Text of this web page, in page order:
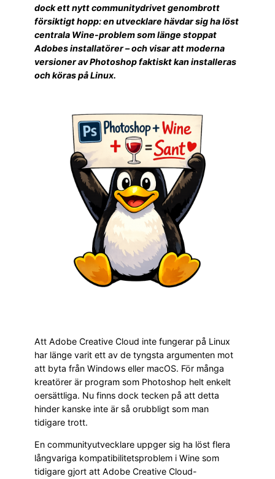
dock ett nytt communitydrivet genombrott
försiktigt hopp: en utvecklare hävdar sig ha löst
centrala Wine-problem som länge stoppat
Adobes installatörer – och visar att moderna
versioner av Photoshop faktiskt kan installeras
och köras på Linux.
Att Adobe Creative Cloud inte fungerar på Linux
har länge varit ett av de tyngsta argumenten mot
att byta från Windows eller macOS. För många
kreatörer är program som Photoshop helt enkelt
oersättliga. Nu finns dock tecken på att detta
hinder kanske inte är så orubbligt som man
tidigare trott.
En communityutvecklare uppger sig ha löst flera
långvariga kompatibilitetsproblem i Wine som
tidigare gjort att Adobe Creative Cloud-